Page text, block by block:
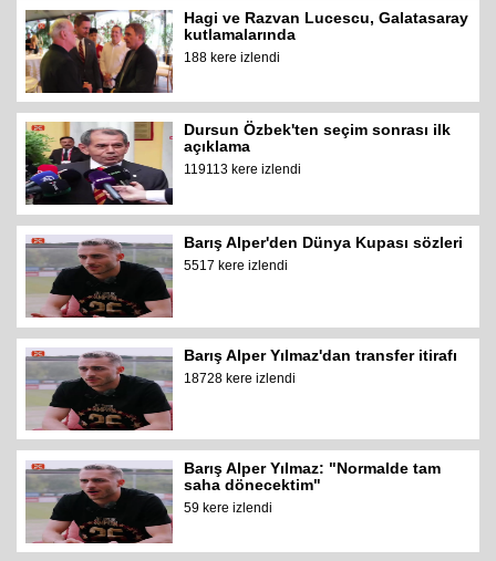
Hagi ve Razvan Lucescu, Galatasaray
kutlamalarında
188 kere izlendi
Dursun Özbek'ten seçim sonrası ilk
açıklama
119113 kere izlendi
Barış Alper'den Dünya Kupası sözleri
5517 kere izlendi
Barış Alper Yılmaz'dan transfer itirafı
18728 kere izlendi
Barış Alper Yılmaz: "Normalde tam
saha dönecektim"
59 kere izlendi